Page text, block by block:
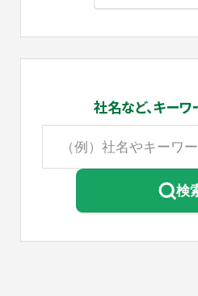
社名など、キーワ
検